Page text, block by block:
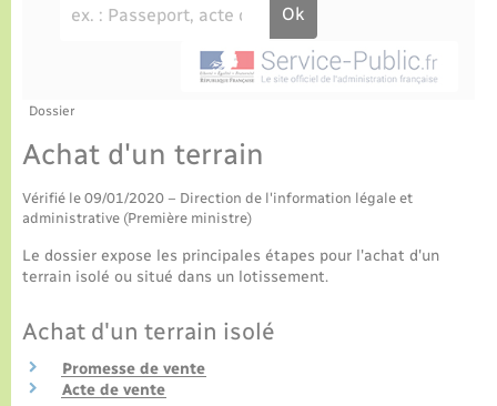
La Communauté de communes
La gazette – Bulletin municipal
Actualités
Agenda
Certificat d’immatriculation
Concessions funéraires
Collecte des déchets
Usages à respecter (bruit, brûlage, élagage)
Seniors
Eau - Assainissement
Voirie et espace public
Dossier
Achat d'un terrain
Vérifié le 09/01/2020 – Direction de l'information légale et
administrative (Première ministre)
Le dossier expose les principales étapes pour l'achat d'un
terrain isolé ou situé dans un lotissement.
Achat d'un terrain isolé
Promesse de vente
Acte de vente